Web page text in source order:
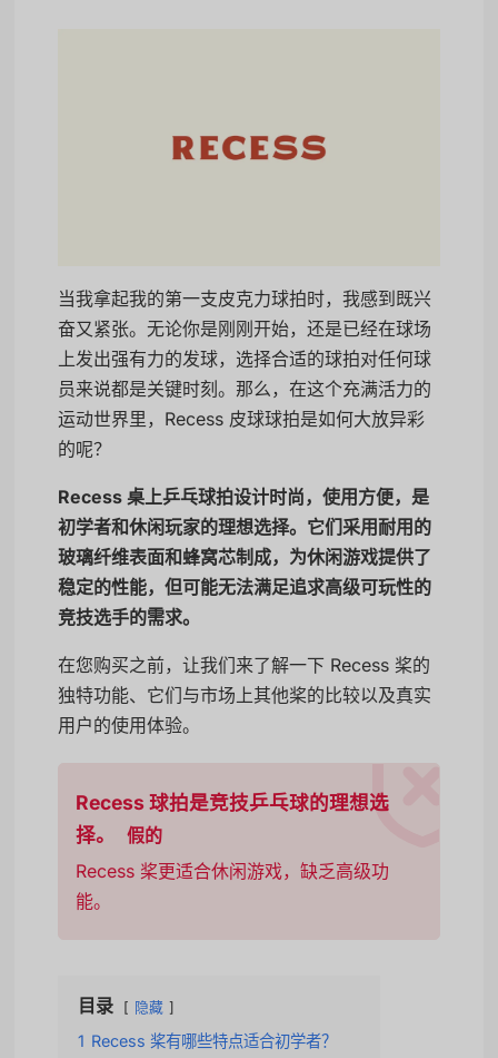
当我拿起我的第一支皮克力球拍时，我感到既兴
奋又紧张。无论你是刚刚开始，还是已经在球场
上发出强有力的发球，选择合适的球拍对任何球
员来说都是关键时刻。那么，在这个充满活力的
运动世界里，Recess 皮球球拍是如何大放异彩
的呢？
Recess 桌上乒乓球拍设计时尚，使用方便，是
初学者和休闲玩家的理想选择。它们采用耐用的
玻璃纤维表面和蜂窝芯制成，为休闲游戏提供了
稳定的性能，但可能无法满足追求高级可玩性的
竞技选手的需求。
在您购买之前，让我们来了解一下 Recess 桨的
独特功能、它们与市场上其他桨的比较以及真实
用户的使用体验。
Recess 球拍是竞技乒乓球的理想选
择。
假的
Recess 桨更适合休闲游戏，缺乏高级功
能。
目录 隐藏
1 Recess 桨有哪些特点适合初学者？